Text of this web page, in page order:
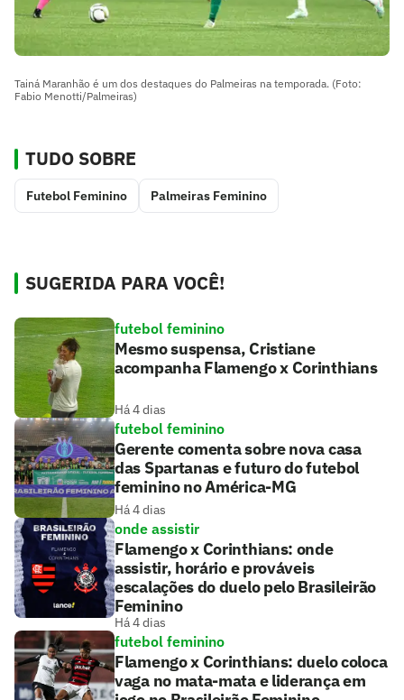
Tainá Maranhão é um dos destaques do Palmeiras na temporada. (Foto:
Fabio Menotti/Palmeiras)
TUDO SOBRE
Futebol Feminino Palmeiras Feminino
SUGERIDA PARA VOCÊ!
futebol feminino
Mesmo suspensa, Cristiane
acompanha Flamengo x Corinthians
Há 4 dias
futebol feminino
Gerente comenta sobre nova casa
das Spartanas e futuro do futebol
feminino no América-MG
Há 4 dias
onde assistir
Flamengo x Corinthians: onde
assistir, horário e prováveis
escalações do duelo pelo Brasileirão
Feminino
Há 4 dias
futebol feminino
Flamengo x Corinthians: duelo coloca
vaga no mata-mata e liderança em